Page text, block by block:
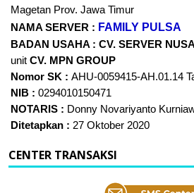
Magetan Prov. Jawa Timur
NAMA SERVER : FAMILY PULSA
BADAN USAHA : CV. SERVER
unit CV. MPN GROUP
Nomor SK : AHU-0059415-AH.01.14
NIB : 0294010150471
NOTARIS : Donny Novariyanto
Ditetapkan : 27 Oktober 2020
CENTER TRANSAKSI